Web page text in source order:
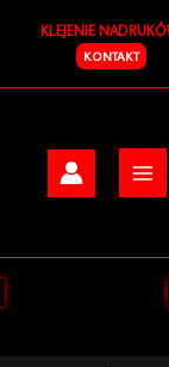
KLEJENIE
KONTAKT